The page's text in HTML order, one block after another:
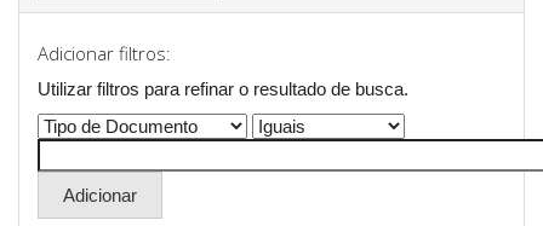
Adicionar filtros:
Utilizar filtros para refinar o resultado de busca.